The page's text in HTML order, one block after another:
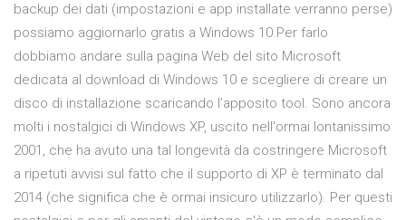
backup dei dati (impostazioni e app installate verranno perse)
possiamo aggiornarlo gratis a Windows 10.Per farlo
dobbiamo andare sulla pagina Web del sito Microsoft
dedicata al download di Windows 10 e scegliere di creare un
disco di installazione scaricando l’apposito tool. Sono ancora
molti i nostalgici di Windows XP, uscito nell'ormai lontanissimo
2001, che ha avuto una tal longevità da costringere Microsoft
a ripetuti avvisi sul fatto che il supporto di XP è terminato dal
2014 (che significa che è ormai insicuro utilizzarlo). Per questi